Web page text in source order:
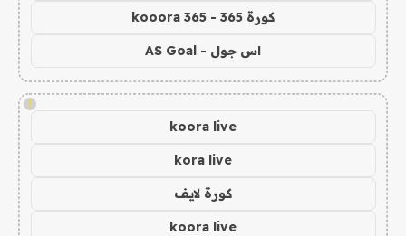
كورة 365 - kooora 365
اس جول - AS Goal
!
koora live
kora live
كورة لايف
koora live